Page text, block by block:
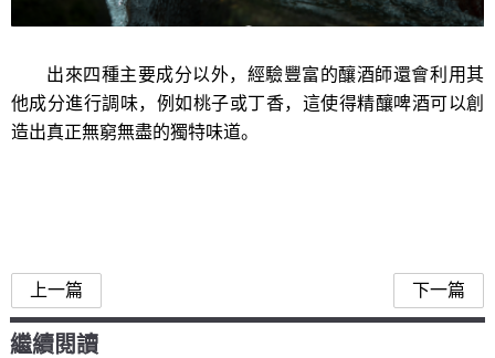
出來四種主要成分以外， 經驗豐富的釀酒師還會利用其
他成分進行調味，例如桃子或丁香，這使得精釀啤酒可以創
造出真正無窮無盡的獨特味道。
上一篇 下一篇
繼續閱讀